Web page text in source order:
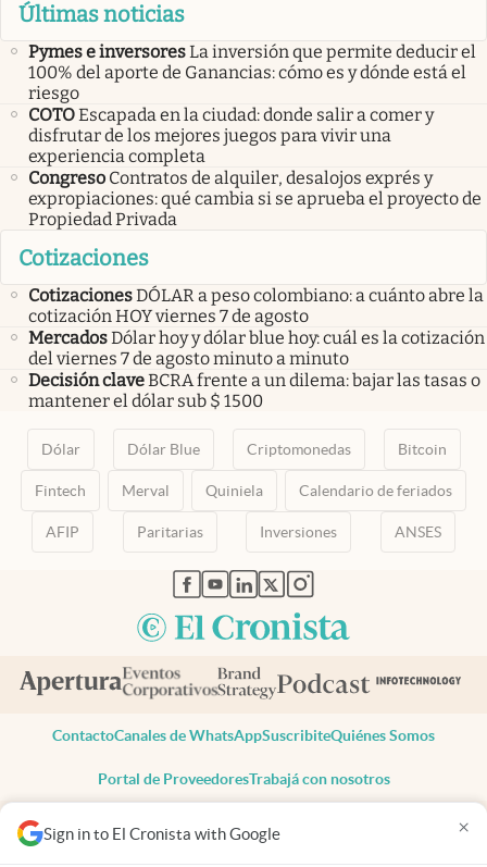
Sign in to El Cronista with Google ×
Últimas noticias
Pymes e inversoresLa inversión que permite deducir el
100% del aporte de Ganancias: cómo es y dónde está el
riesgo
COTOEscapada en la ciudad: donde salir a comer y
disfrutar de los mejores juegos para vivir una
experiencia completa
Congreso Contratos de alquiler, desalojos exprés y
expropiaciones: qué cambia si se aprueba el proyecto de
Propiedad Privada
Cotizaciones
CotizacionesDÓLAR a peso colombiano: a cuánto abre la
cotización HOY viernes 7 de agosto
MercadosDólar hoy y dólar blue hoy: cuál es la cotización
del viernes 7 de agosto minuto a minuto
Decisión claveBCRA frente a un dilema: bajar las tasas o
mantener el dólar sub $ 1500
Dólar Dólar Blue Criptomonedas Bitcoin
Fintech Merval Quiniela Calendario de feriados
AFIP Paritarias Inversiones ANSES
abre en nueva pestaña
abre en nueva pestaña
abre en nueva pestaña
abre en nueva pestaña
abre en nueva pestaña
ContactoCanales de WhatsAppSuscribiteQuiénes Somos
Portal de ProveedoresTrabajá con nosotros
Todos los derechos reservados